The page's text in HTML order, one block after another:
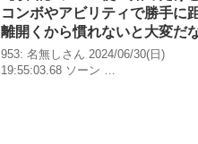
コンボやアビリティで勝手に
離開くから慣れないと大変だ
953: 名無しさん 2024/06/30(日)
19:55:03.68 ソーン …